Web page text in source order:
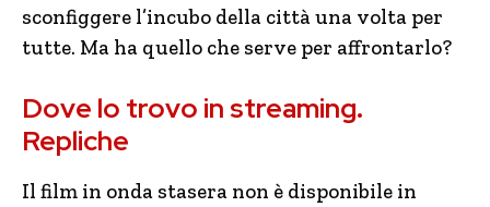
sconfiggere l’incubo della città una volta per
tutte. Ma ha quello che serve per affrontarlo?
Dove lo trovo in streaming.
Repliche
Il film in onda stasera non è disponibile in